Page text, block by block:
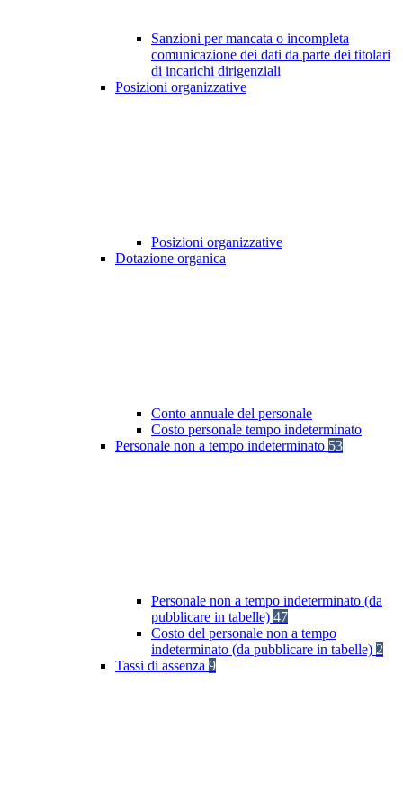
Sanzioni per mancata o incompleta
comunicazione dei dati da parte dei titolari
di incarichi dirigenziali
Posizioni organizzative
Posizioni organizzative
Dotazione organica
Conto annuale del personale
Costo personale tempo indeterminato
Personale non a tempo indeterminato 53
Personale non a tempo indeterminato (da
pubblicare in tabelle) 47
Costo del personale non a tempo
indeterminato (da pubblicare in tabelle) 2
Tassi di assenza 9